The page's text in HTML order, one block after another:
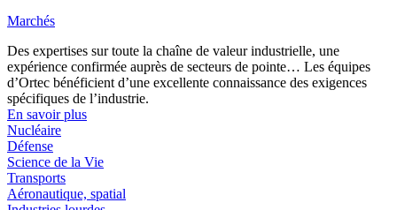
Marchés
Des expertises sur toute la chaîne de valeur industrielle, une
expérience confirmée auprès de secteurs de pointe… Les équipes
d’Ortec bénéficient d’une excellente connaissance des exigences
spécifiques de l’industrie.
En savoir plus
Nucléaire
Défense
Science de la Vie
Transports
Aéronautique, spatial